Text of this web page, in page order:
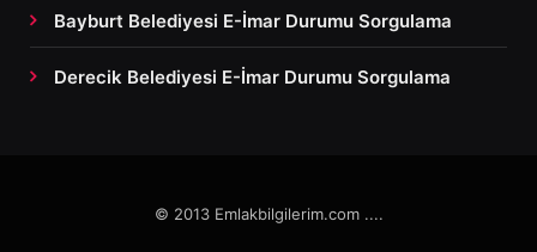
Bayburt Belediyesi E-İmar Durumu Sorgulama
Derecik Belediyesi E-İmar Durumu Sorgulama
© 2013 Emlakbilgilerim.com ....